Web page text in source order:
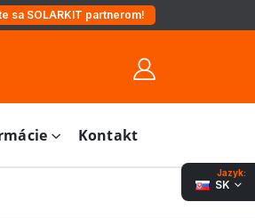
sa SOLARKIT partnerom!
Jazyk:
SK
Kontakt